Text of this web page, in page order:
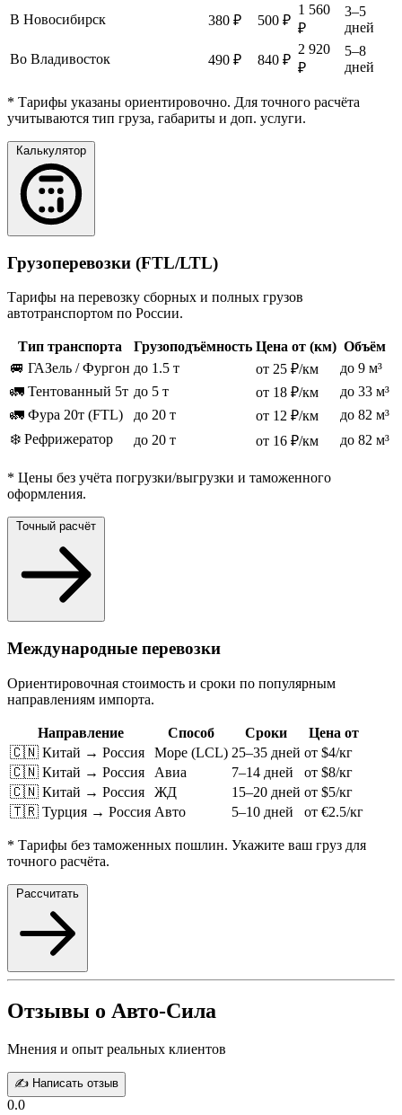
В Новосибирск 380 ₽ 500 ₽
1 560
₽
3–5
дней
Во Владивосток 490 ₽ 840 ₽
2 920
₽
5–8
дней
* Тарифы указаны ориентировочно. Для точного расчёта
учитываются тип груза, габариты и доп. услуги.
Калькулятор
Грузоперевозки (FTL/LTL)
Тарифы на перевозку сборных и полных грузов
автотранспортом по России.
Тип транспорта Грузоподъёмность Цена от (км) Объём
🚐 ГАЗель / Фургон до 1.5 т от 25 ₽/км
до 9 м³
🚛 Тентованный 5т до 5 т от 18 ₽/км
до 33 м³
🚛 Фура 20т (FTL)
до 20 т от 12 ₽/км
до 82 м³
❄️ Рефрижератор
до 20 т от 16 ₽/км до 82 м³
* Цены без учёта погрузки/выгрузки и таможенного
оформления.
Точный расчёт
Международные перевозки
Ориентировочная стоимость и сроки по популярным
направлениям импорта.
Направление Способ Сроки
Цена от
🇨🇳 Китай → Россия
Море (LCL) 25–35 дней от $4/кг
🇨🇳 Китай → Россия
Авиа 7–14 дней
от $8/кг
🇨🇳 Китай → Россия
ЖД 15–20 дней от $5/кг
🇹🇷 Турция → Россия Авто 5–10 дней от €2.5/кг
* Тарифы без таможенных пошлин. Укажите ваш груз для
точного расчёта.
Рассчитать
Отзывы о Авто-Сила
Мнения и опыт реальных клиентов
✍️ Написать отзыв
0.0